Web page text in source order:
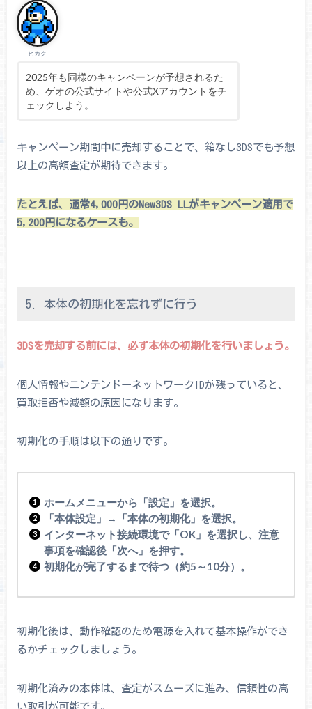
ヒカク
2025年も同様のキャンペーンが予想されるた
め、ゲオの公式サイトや公式Xアカウントをチ
ェックしよう。
キャンペーン期間中に売却することで、箱なし3DSでも予想
以上の高額査定が期待できます。
たとえば、通常4,000円のNew3DS LLがキャンペーン適用で
5,200円になるケースも。
5. 本体の初期化を忘れずに行う
3DSを売却する前には、必ず本体の初期化を行いましょう。
個人情報やニンテンドーネットワークIDが残っていると、
買取拒否や減額の原因になります。
初期化の手順は以下の通りです。
ホームメニューから「設定」を選択。
「本体設定」→「本体の初期化」を選択。
インターネット接続環境で「OK」を選択し、注意
事項を確認後「次へ」を押す。
初期化が完了するまで待つ（約5～10分）。
初期化後は、動作確認のため電源を入れて基本操作ができ
るかチェックしましょう。
初期化済みの本体は、査定がスムーズに進み、信頼性の高
い取引が可能です。